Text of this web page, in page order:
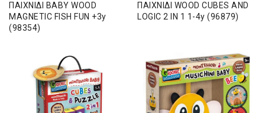
ΠΑΙΧΝΙΔΙ BABY WOOD
MAGNETIC FISH FUN +3y
(98354)
ΠΑΙΧΝΙΔΙ WOOD CUBES AND
LOGIC 2 IN 1 1-4y (96879)